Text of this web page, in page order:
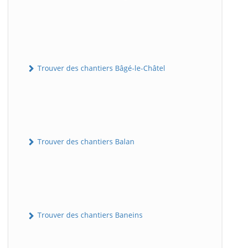
Trouver des chantiers Bâgé-le-Châtel
Trouver des chantiers Balan
Trouver des chantiers Baneins